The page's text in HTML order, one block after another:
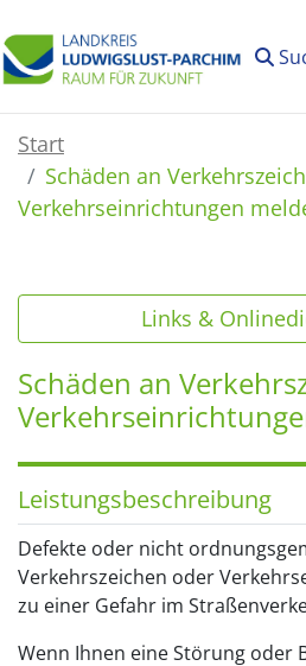
Start
Schäden an
Verkehrseinrichtungen
Links &
Schäden an
Leistungsbeschreibung
Defekte oder nicht
Verkehrszeichen oder
zu einer Gefahr im
Wenn Ihnen eine Störung oder